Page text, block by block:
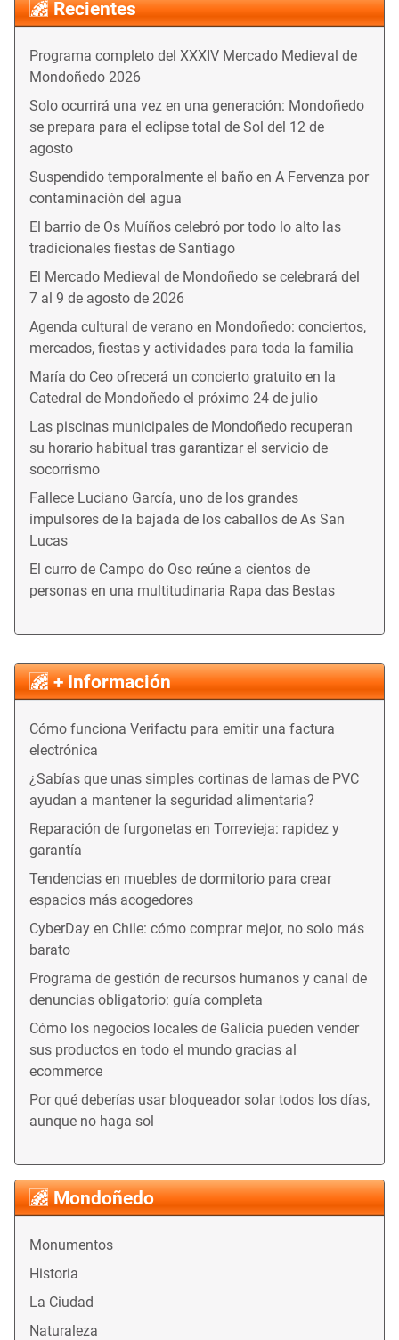
Mondoñedo
Monumentos
Historia
La Ciudad
Naturaleza
Recientes
Programa completo del XXXIV Mercado Medieval de
Mondoñedo 2026
Solo ocurrirá una vez en una generación: Mondoñedo
se prepara para el eclipse total de Sol del 12 de
agosto
Suspendido temporalmente el baño en A Fervenza por
contaminación del agua
El barrio de Os Muíños celebró por todo lo alto las
tradicionales fiestas de Santiago
El Mercado Medieval de Mondoñedo se celebrará del
7 al 9 de agosto de 2026
Agenda cultural de verano en Mondoñedo: conciertos,
mercados, fiestas y actividades para toda la familia
María do Ceo ofrecerá un concierto gratuito en la
Catedral de Mondoñedo el próximo 24 de julio
Las piscinas municipales de Mondoñedo recuperan
su horario habitual tras garantizar el servicio de
socorrismo
Fallece Luciano García, uno de los grandes
impulsores de la bajada de los caballos de As San
Lucas
El curro de Campo do Oso reúne a cientos de
personas en una multitudinaria Rapa das Bestas
+ Información
Cómo funciona Verifactu para emitir una factura
electrónica
¿Sabías que unas simples cortinas de lamas de PVC
ayudan a mantener la seguridad alimentaria?
Reparación de furgonetas en Torrevieja: rapidez y
garantía
Tendencias en muebles de dormitorio para crear
espacios más acogedores
CyberDay en Chile: cómo comprar mejor, no solo más
barato
Programa de gestión de recursos humanos y canal de
denuncias obligatorio: guía completa
Cómo los negocios locales de Galicia pueden vender
sus productos en todo el mundo gracias al
ecommerce
Por qué deberías usar bloqueador solar todos los días,
aunque no haga sol